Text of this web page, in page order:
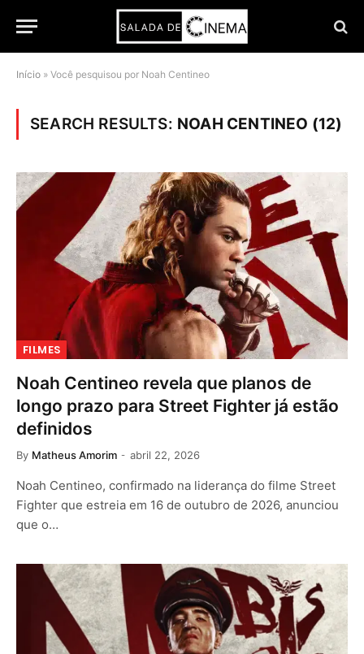
Início » Você pesquisou por Noah Centineo
SEARCH RESULTS: NOAH CENTINEO (12)
FILMES
Noah Centineo revela que planos de
longo prazo para Street Fighter já estão
definidos
By Matheus Amorim abril 22, 2026
Noah Centineo, confirmado na liderança do filme Street
Fighter que estreia em 16 de outubro de 2026, anunciou
que o…